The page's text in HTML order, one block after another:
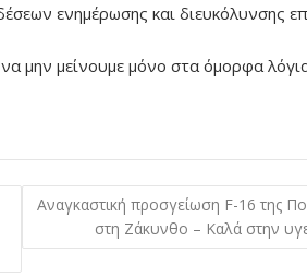
ενημέρωσης και διευκόλυνσης
μην μείνουμε μόνο στα όμορφα
Αναγκαστική προσγείωση F-16 της
στη Ζάκυνθο – Καλά στην